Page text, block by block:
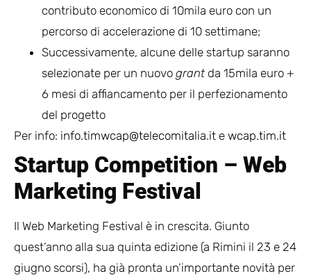
contributo economico di 10mila euro con un
percorso di accelerazione di 10 settimane;
Successivamente, alcune delle startup saranno
selezionate per un nuovo grantda 15mila euro +
6 mesi di affiancamento per il perfezionamento
del progetto
Per info: info.timwcap@telecomitalia.it e wcap.tim.it
Startup Competition – Web
Marketing Festival
Il Web Marketing Festival è in crescita. Giunto
quest’anno alla sua quinta edizione (a Rimini il 23 e 24
giugno scorsi), ha già pronta un’importante novità per